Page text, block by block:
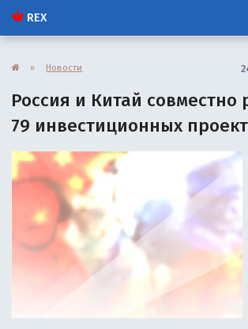
REX
» Новости
Россия и Китай совместно
79 инвестиционных